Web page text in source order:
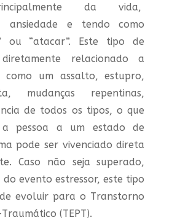
da vida,
ansiedade e tendo como
ou “atacar”. Este tipo de
relacionado a
como um assalto, estupro,
mudanças repentinas,
de todos os tipos, o que
pessoa a um estado de
pode ser vivenciado direta
Caso não seja superado,
do evento estressor, este tipo
evoluir para o Transtorno
(TEPT).